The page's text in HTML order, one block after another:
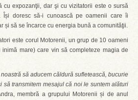
cu expozanţii, dar şi cu vizitatorii este o sursă
Își doresc să-i cunoască pe oamenii care îi
și să se încarce cu energia bună a comunităţii.
este corul Motorenii, un grup de 10 oameni
mare) care vin să completeze magia de
să aducem căldură sufletească, bucurie
să transmitem mesajul că noi le suntem alături
membră a grupului Motorenii și de anul